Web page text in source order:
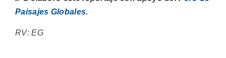
Paisajes Globales.
RV: EG